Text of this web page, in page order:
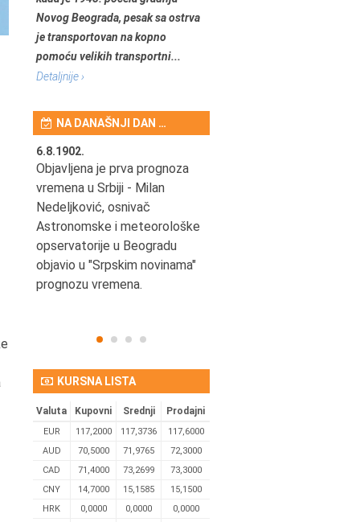
Novog Beograda, pesak sa ostrva
je transportovan na kopno
pomoću velikih transportni...
Detaljnije ›
NA DANAŠNJI DAN …
6.8.1902.
Objavljena je prva prognoza
vremena u Srbiji - Milan
Nedeljković, osnivač
Astronomske i meteorološke
opservatorije u Beogradu
objavio u "Srpskim novinama"
prognozu vremena.
KURSNA LISTA
Valuta Kupovni Srednji Prodajni
EUR 117,2000 117,3736
117,6000
AUD
70,5000 71,9765
72,3000
CAD
71,4000 73,2699
73,3000
CNY
14,7000 15,1585
15,1500
HRK
0,0000 0,0000
0,0000